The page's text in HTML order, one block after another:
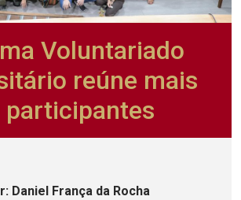
Voluntariado
reúne mais
participantes
: Daniel França da Rocha